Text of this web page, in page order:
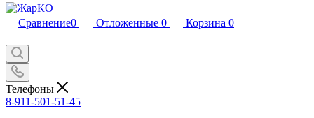
Сравнение0 Отложенные 0 Корзина 0
Телефоны
8-911-501-51-45